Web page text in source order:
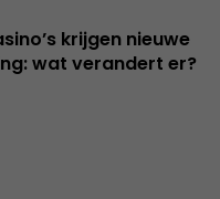
krijgen nieuwe
wat verandert er?